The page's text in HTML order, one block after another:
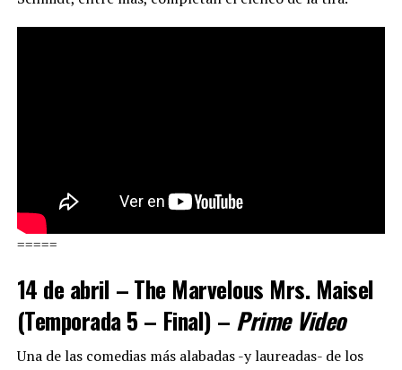
=====
14 de abril – The Marvelous Mrs. Maisel
(Temporada 5 – Final) – Prime Video
Una de las comedias más alabadas -y laureadas- de los